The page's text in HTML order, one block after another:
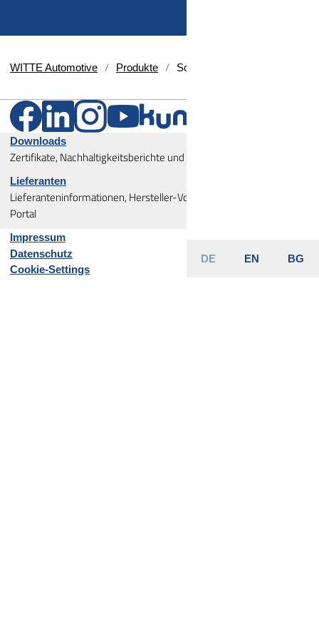
DE EN BG
WITTE Automotive Produkte Schlösser
Downloads
Zertifikate, Nachhaltigkeitsberichte und Unternehmenspolitiken
Lieferanten
Lieferanteninformationen, Hersteller-Vorgaben und Lieferanten-
Portal
Impressum
Datenschutz
Cookie-Settings